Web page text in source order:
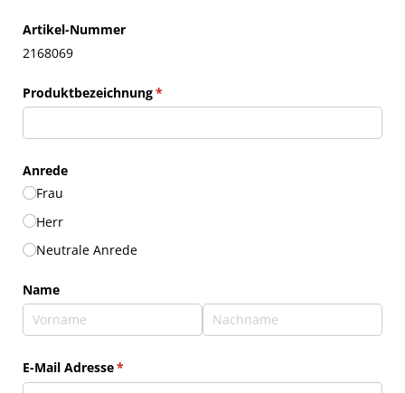
Artikel-Nummer
2168069
Produktbezeichnung*
(erforderlich)
Anrede
Frau
Herr
Neutrale Anrede
Name
E-Mail Adresse*
(erforderlich)